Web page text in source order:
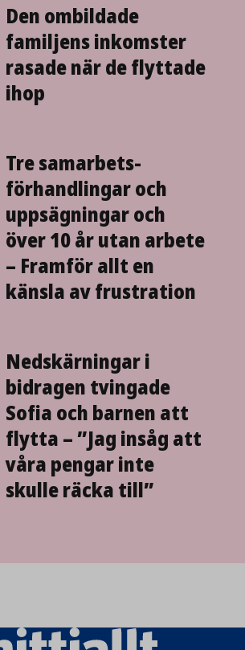
Den ombildade
familjens inkomster
rasade när de flyttade
ihop
Tre samarbets­
förhandlingar och
uppsägningar och
över 10 år utan arbete
– Framför allt en
känsla av frustration
Nedskärningar i
bidragen tvingade
Sofia och barnen att
flytta – ”Jag insåg att
våra pengar inte
skulle räcka till”